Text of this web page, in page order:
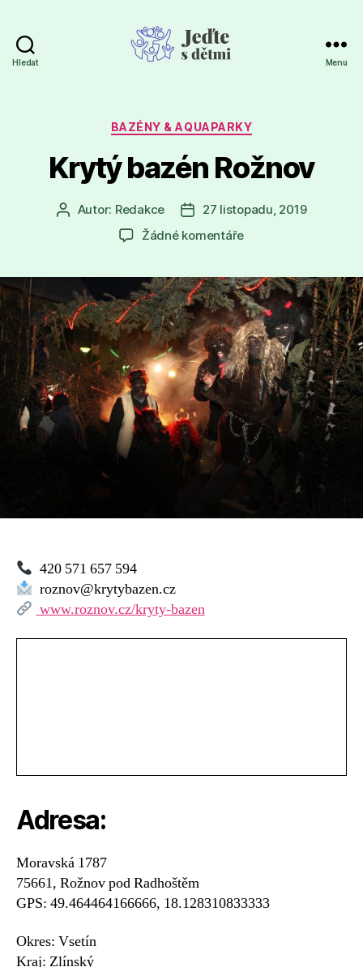
Hledat Menu
Rubriky
BAZÉNY & AQUAPARKY
Krytý bazén Rožnov
AutorAutor: Redakce
Datum
příspěvku
27 listopadu, 2019
Žádné komentářeu
názvem
Krytý
bazén
Rožnov
420 571 657 594
roznov@krytybazen.cz
www.roznov.cz/kryty-bazen
Adresa:
Moravská 1787
75661, Rožnov pod Radhoštěm
GPS: 49.464464166666, 18.128310833333
Okres: Vsetín
Kraj: Zlínský